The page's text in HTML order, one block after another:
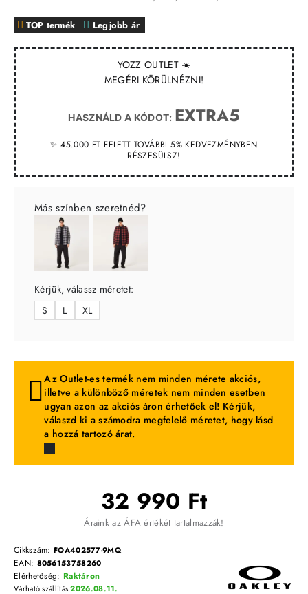
YOZZ OUTLET ☀️
MEGÉRI KÖRÜLNÉZNI!
HASZNÁLD A KÓDOT: EXTRA5
✨ 45.000 FT FELETT TOVÁBBI 5% KEDVEZMÉNYBEN
RÉSZESÜLSZ!
TOP termék Legjobb ár
32 990 Ft
Áraink az ÁFA értékét tartalmazzák!
Cikkszám: FOA402577-9MQ
EAN: 8056153758260
Elérhetőség: Raktáron
Várható szállítás:2026.08.11.
Más színben szeretnéd?
Kérjük, válassz méretet:
S
L XL
Az Outlet-es termék nem minden mérete akciós,
illetve a különböző méretek nem minden esetben
ugyan azon az akciós áron érhetőek el! Kérjük,
válaszd ki a számodra megfelelő méretet, hogy lásd
a hozzá tartozó árat.